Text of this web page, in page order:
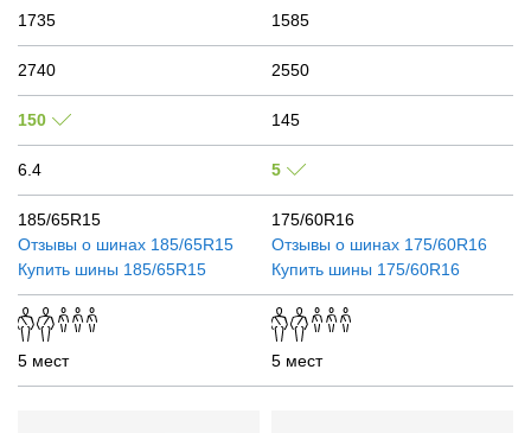
1735 1585
2740 2550
150 145
6.4 5
185/65R15
Отзывы о шинах 185/65R15
Купить шины 185/65R15
175/60R16
Отзывы о шинах 175/60R16
Купить шины 175/60R16
5 мест 5 мест